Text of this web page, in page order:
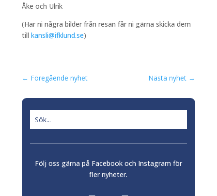
Åke och Ulrik
(Har ni några bilder från resan får ni gärna skicka dem
till kansli@ifklund.se)
← Föregående nyhet Nästa nyhet →
Följ oss gärna på Facebook och Instagram för
fler nyheter.